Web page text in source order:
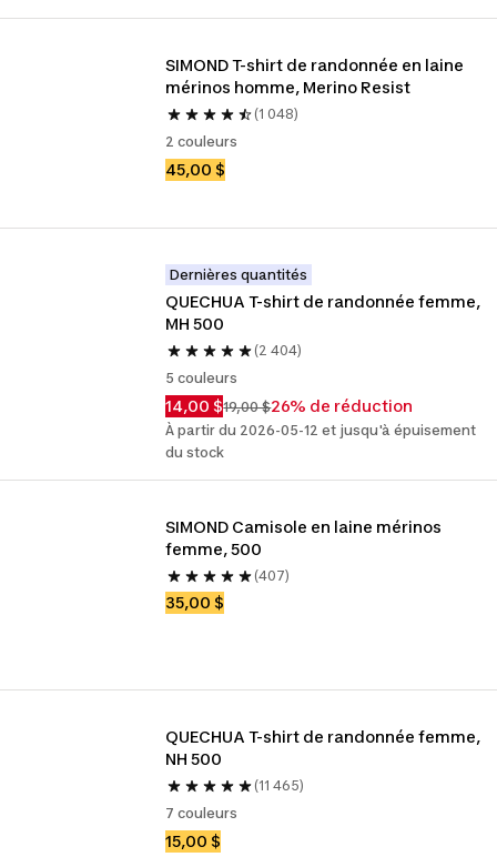
SIMOND T-shirt de randonnée en laine
mérinos homme, Merino Resist
(1 048)
2 couleurs
45,00 $
Dernières quantités
QUECHUA T-shirt de randonnée femme,
MH 500
(2 404)
5 couleurs
14,00 $19,00 $26% de réduction
À partir du 2026-05-12 et jusqu'à épuisement
du stock
SIMOND Camisole en laine mérinos
femme, 500
(407)
35,00 $
QUECHUA T-shirt de randonnée femme,
NH 500
(11 465)
7 couleurs
15,00 $